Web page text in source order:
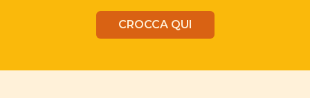
CROCCA QUI